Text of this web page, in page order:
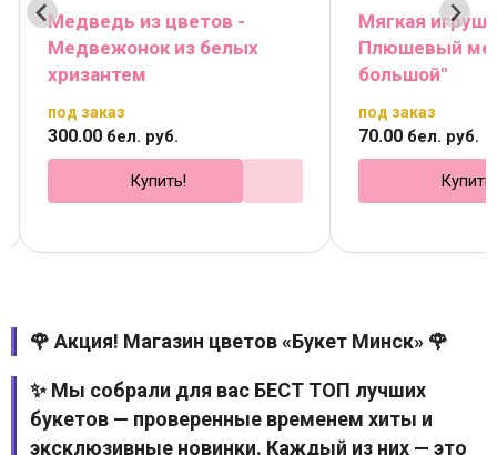
Медведь из цветов -
Медвежонок из белых
хризантем
под заказ
300.00 бел. руб.
Купить!
Мягкая
Плюшевый
большой"
под заказ
70.00 бел. руб.
Купить!
🌹 Акция! Магазин цветов «Букет Минск» 🌹
✨ Мы собрали для вас БЕСТ ТОП лучших
букетов — проверенные временем хиты и
эксклюзивные новинки. Каждый из них — это